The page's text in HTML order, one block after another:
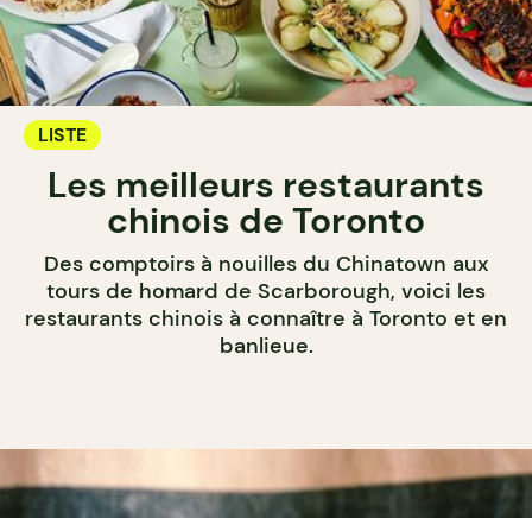
LISTE
Les meilleurs restaurants
chinois de Toronto
Des comptoirs à nouilles du Chinatown aux
tours de homard de Scarborough, voici les
restaurants chinois à connaître à Toronto et en
banlieue.